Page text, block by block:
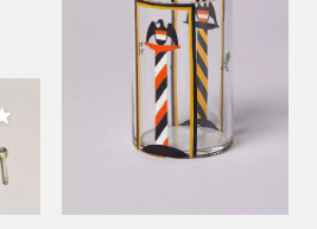
Meiner Sammlung hinzufügen